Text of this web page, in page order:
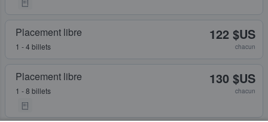
Placement libre
1 - 4 billets
122 $US
chacun
Placement libre
1 - 8 billets
130 $US
chacun